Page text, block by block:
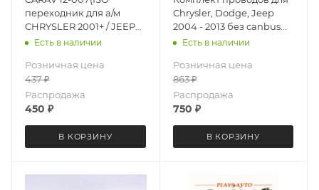
переходник для а/м
CHRYSLER 2001+ / JEEP
2002+
Есть в наличии
Розничная цена
437₽
Распродажа
450 ₽
В КОРЗИНУ
Chrysler, Dodge, Jeep
2004 - 2013 без canbus
LeTrun 4244
Есть в наличии
Розничная цена
863₽
Распродажа
750 ₽
В КОРЗИНУ